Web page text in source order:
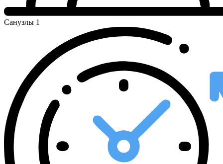
Санузлы 1